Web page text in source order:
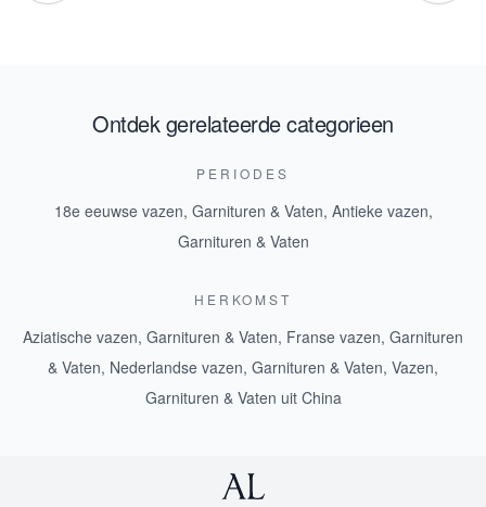
Ontdek gerelateerde categorieen
PERIODES
18e eeuwse vazen, Garnituren & Vaten, Antieke vazen,
Garnituren & Vaten
HERKOMST
Aziatische vazen, Garnituren & Vaten, Franse vazen, Garnituren
& Vaten, Nederlandse vazen, Garnituren & Vaten, Vazen,
Garnituren & Vaten uit China